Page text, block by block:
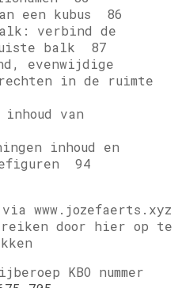
een kubus 86
verbind de
balk 87
evenwijdige
in de ruimte
van
inhoud en
94
www.jozefaerts.xyz
door hier op te
KBO nummer